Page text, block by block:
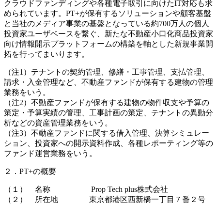
クラウドファンディングや各種電子取引に向けたIT対応も求
められています。PT+が保有するソリューションや顧客基盤
と当社のメディア事業の基盤となっている約700万人の個人
投資家ユーザベースを繋ぐ、新たな不動産小口化商品投資家
向け情報開示プラットフォームの構築を軸とした新規事業開
拓を行ってまいります。
（注1）テナントの契約管理、修繕・工事管理、支払管理、
請求・入金管理など、不動産ファンドが保有する建物の管理
業務をいう。
（注2）不動産ファンドが保有する建物の物件収支や予算の
策定・予算実績の管理、工事計画の策定、テナントの異動分
析などの資産管理業務をいう。
（注3）不動産ファンドに関する借入管理、決算シミュレー
ション、投資家への開示資料作成、各種レポーティング等の
ファンド運営業務をいう。
２．PT+の概要
（１） 名称 Prop Tech plus株式会社
（２） 所在地 東京都港区西新橋一丁目７番２号